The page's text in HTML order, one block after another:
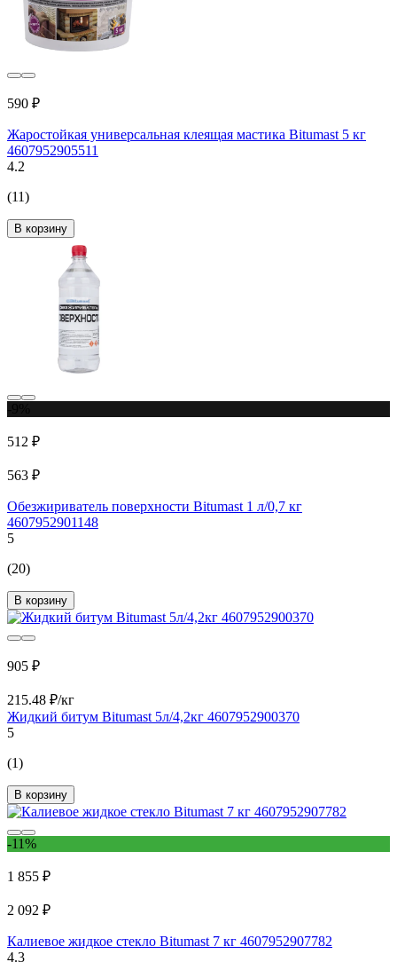
590 ₽
Жаростойкая универсальная клеящая мастика Bitumast 5 кг
4607952905511
4.2
(11)
В корзину
512 ₽
563 ₽
Обезжириватель поверхности Bitumast 1 л/0,7 кг
4607952901148
5
(20)
В корзину
905 ₽
215.48 ₽/кг
Жидкий битум Bitumast 5л/4,2кг 4607952900370
5
(1)
В корзину
-11%
1 855 ₽
2 092 ₽
Калиевое жидкое стекло Bitumast 7 кг 4607952907782
4.3